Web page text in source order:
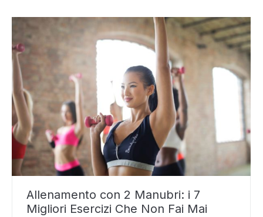
Allenamento con 2 Manubri: i 7
Migliori Esercizi Che Non Fai Mai